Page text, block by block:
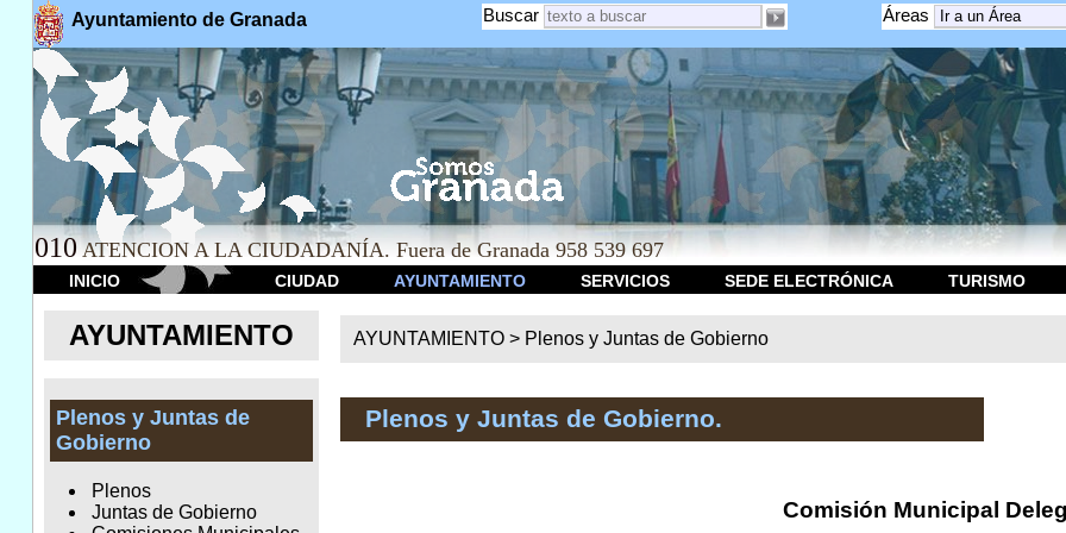
Ayuntamiento de Granada Áreas
Buscar
010 ATENCION A LA CIUDADANÍA. Fuera de Granada 958 539 697
INICIO CIUDAD AYUNTAMIENTO SERVICIOS SEDE ELECTRÓNICA TURISMO
AYUNTAMIENTO
Plenos y Juntas de
Gobierno
Plenos
Juntas de Gobierno
AYUNTAMIENTO > Plenos y Juntas de Gobierno
Plenos y Juntas de Gobierno.
Comisión Municipal